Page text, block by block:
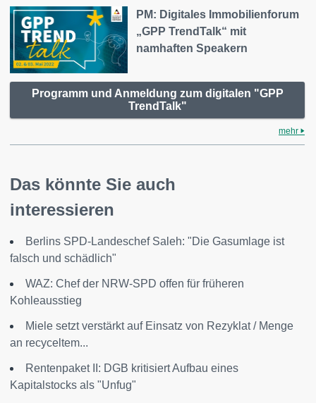
PM: Digitales Immobilienforum
„GPP TrendTalk“ mit
namhaften Speakern
Programm und Anmeldung zum digitalen "GPP
TrendTalk"
mehr
Das könnte Sie auch
interessieren
Berlins SPD-Landeschef Saleh: "Die Gasumlage ist
falsch und schädlich"
WAZ: Chef der NRW-SPD offen für früheren
Kohleausstieg
Miele setzt verstärkt auf Einsatz von Rezyklat / Menge
an recyceltem...
Rentenpaket II: DGB kritisiert Aufbau eines
Kapitalstocks als "Unfug"